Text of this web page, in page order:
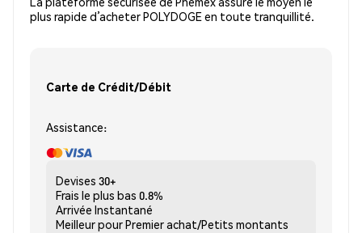
plus rapide d’acheter POLYDOGE en toute tranquillité.
Carte de Crédit/Débit
Assistance:
Devises 30+
Frais le plus bas 0.8%
Arrivée Instantané
Meilleur pourPremier achat/Petits montants